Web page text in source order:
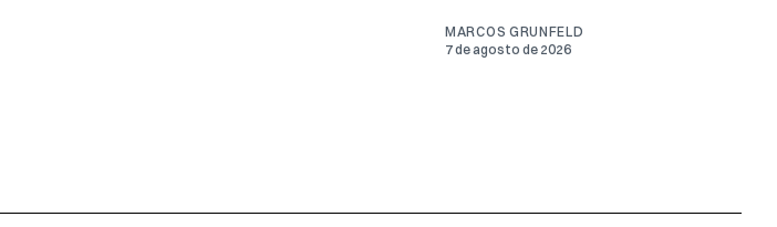
MARCOS GRUNFELD
7 de agosto de 2026